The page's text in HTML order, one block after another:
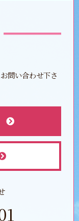
問い合わせ下さ